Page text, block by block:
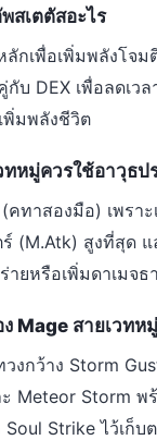
สเตตัสอะไร
ลักเพื่อเพิ่มพลังโจม
บ DEX เพื่อลดเว
พิ่มพลังชีวิต
ทหมู่ควรใช้อาวุธป
คทาสองมือ) เพรา
(M.Atk) สูงที่สุด
ายหรือเพิ่มดาเมจธ
Mage สายเวทห
วงกว้าง Storm
Meteor Storm พ
Soul Strike ไว้เก็